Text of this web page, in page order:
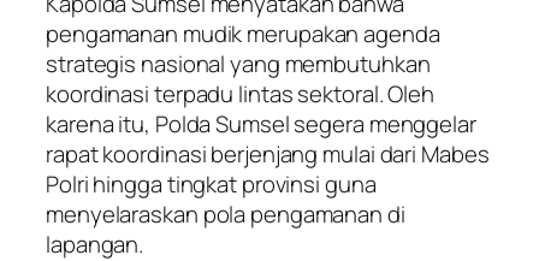
pengamanan mudik merupakan agenda
strategis nasional yang membutuhkan
koordinasi terpadu lintas sektoral. Oleh
karena itu, Polda Sumsel segera menggelar
rapat koordinasi berjenjang mulai dari Mabes
Polri hingga tingkat provinsi guna
menyelaraskan pola pengamanan di
lapangan.